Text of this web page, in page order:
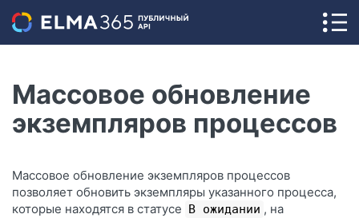
Массовое обновление
экземпляров процессов
Массовое обновление экземпляров процессов
позволяет обновить экземпляры указанного процесса,
которые находятся в статусе В ожидании , на